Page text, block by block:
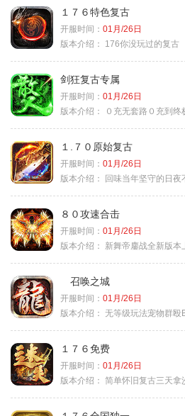
１７６特色复古
开服时间： 01月/26日
版本介绍：
176你没玩过的复古
剑狂复古专属
开服时间： 01月/26日
版本介绍：
０充无套路０充到终
１.７０原始复古
开服时间： 01月/26日
版本介绍：
回味当年坚守的日夜不
８０攻速合击
开服时间： 01月/26日
版本介绍：
新舞帝鏖战全新版本
召唤之城
开服时间： 01月/26日
版本介绍： 无等级玩法宠物群殴
１７６免费
开服时间： 01月/26日
版本介绍： 简单怀旧复古三天拿